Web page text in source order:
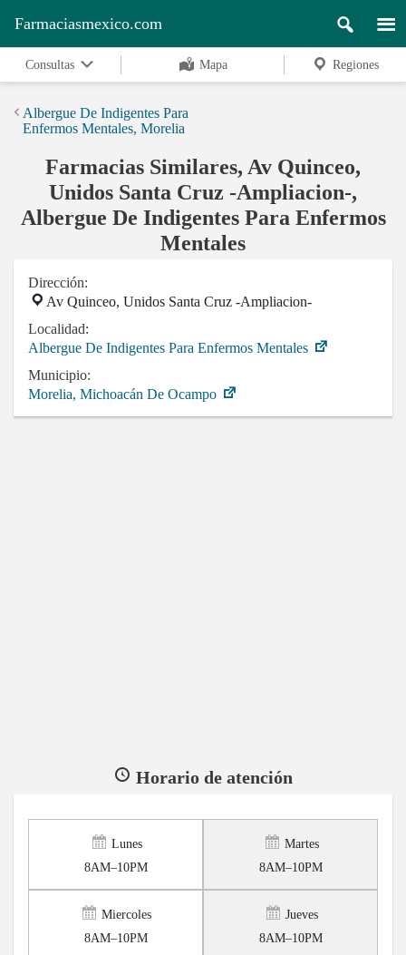
Farmaciasmexico.com
Consultas Mapa Regiones
Albergue De Indigentes Para
Enfermos Mentales, Morelia
Farmacias Similares, Av Quinceo,
Unidos Santa Cruz -Ampliacion-,
Albergue De Indigentes Para Enfermos
Mentales
Dirección:
Av Quinceo, Unidos Santa Cruz -Ampliacion-
Localidad:
Albergue De Indigentes Para Enfermos Mentales
Municipio:
Morelia, Michoacán De Ocampo
Horario de atención
Lunes
8AM–10PM
Martes
8AM–10PM
Miercoles
8AM–10PM
Jueves
8AM–10PM